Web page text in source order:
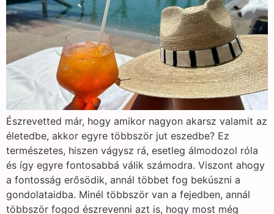
Észrevetted már, hogy amikor nagyon akarsz valamit az
életedbe, akkor egyre többször jut eszedbe? Ez
természetes, hiszen vágysz rá, esetleg álmodozol róla
és így egyre fontosabbá válik számodra. Viszont ahogy
a fontosság erősödik, annál többet fog bekúszni a
gondolataidba. Minél többször van a fejedben, annál
többször fogod észrevenni azt is, hogy most még